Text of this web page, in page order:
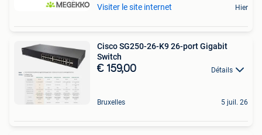
Visiter le site internet Hier
Cisco SG250-26-K9 26-port Gigabit
Switch
€ 159,00 Détails
Bruxelles 5 juil. 26